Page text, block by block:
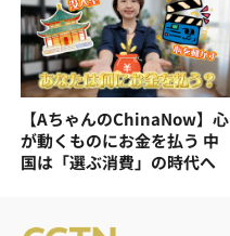
【AちゃんのChinaNow】心
が動くものにお金を払う 中
国は「選ぶ消費」の時代へ